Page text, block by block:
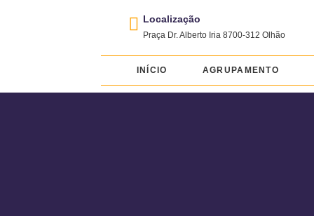
Localização
Praça Dr. Alberto Iria 8700-312 Olhão
INÍCIO AGRUPAMENTO